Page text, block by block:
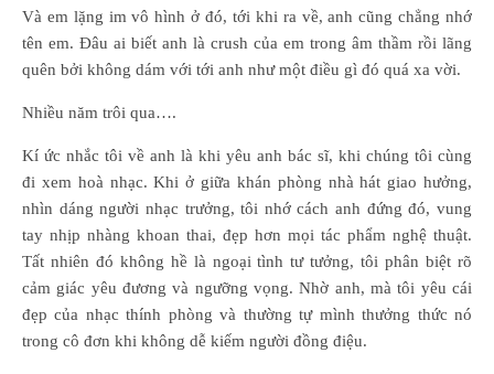
Và em lặng im vô hình ở đó, tới khi ra về, anh cũng chẳng nhớ
tên em. Đâu ai biết anh là crush của em trong âm thầm rồi lãng
quên bởi không dám với tới anh như một điều gì đó quá xa vời.
Nhiều năm trôi qua….
Kí ức nhắc tôi về anh là khi yêu anh bác sĩ, khi chúng tôi cùng
đi xem hoà nhạc. Khi ở giữa khán phòng nhà hát giao hưởng,
nhìn dáng người nhạc trưởng, tôi nhớ cách anh đứng đó, vung
tay nhịp nhàng khoan thai, đẹp hơn mọi tác phẩm nghệ thuật.
Tất nhiên đó không hề là ngoại tình tư tưởng, tôi phân biệt rõ
cảm giác yêu đương và ngưỡng vọng. Nhờ anh, mà tôi yêu cái
đẹp của nhạc thính phòng và thường tự mình thưởng thức nó
trong cô đơn khi không dễ kiếm người đồng điệu.